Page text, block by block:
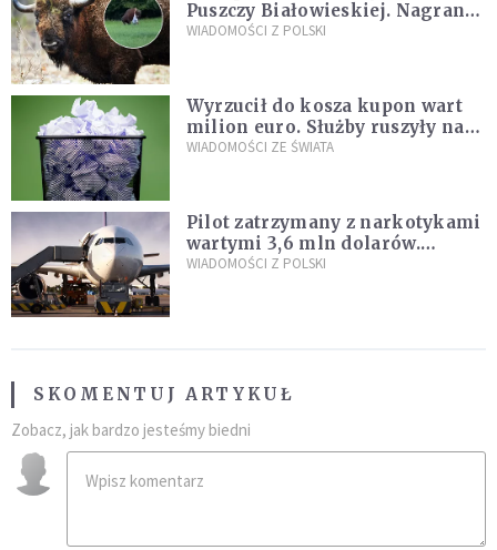
Puszczy Białowieskiej. Nagranie
daje do myślenia
WIADOMOŚCI Z POLSKI
Wyrzucił do kosza kupon wart
milion euro. Służby ruszyły na
poszukiwania
WIADOMOŚCI ZE ŚWIATA
Pilot zatrzymany z narkotykami
wartymi 3,6 mln dolarów.
Śledczy podejrzewają, że latał
WIADOMOŚCI Z POLSKI
SKOMENTUJ ARTYKUŁ
Zobacz, jak bardzo jesteśmy biedni